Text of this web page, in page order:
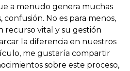
a menudo genera muchas
confusión. No es para menos,
recurso vital y su gestión
la diferencia en nuestros
me gustaría compartir
sobre este proceso,